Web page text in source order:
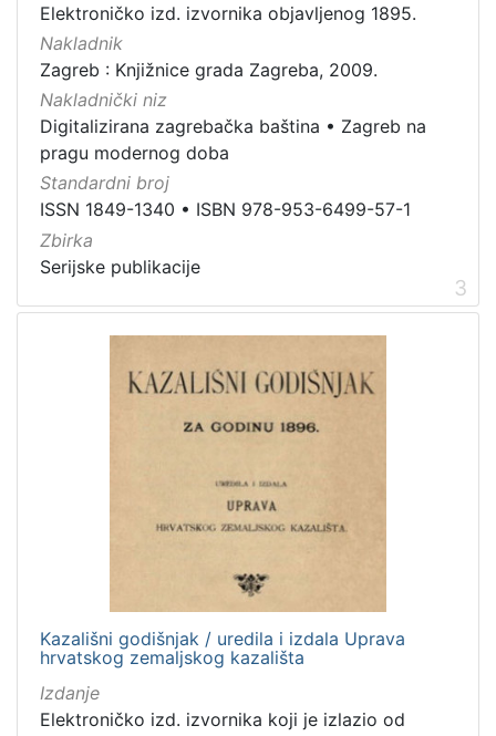
Elektroničko izd. izvornika objavljenog 1895.
Nakladnik
Zagreb : Knjižnice grada Zagreba, 2009.
Nakladnički niz
Digitalizirana zagrebačka baština • Zagreb na
pragu modernog doba
Standardni broj
ISSN 1849-1340 • ISBN 978-953-6499-57-1
Zbirka
Serijske publikacije
3
Kazališni godišnjak / uredila i izdala Uprava
hrvatskog zemaljskog kazališta
Izdanje
Elektroničko izd. izvornika koji je izlazio od